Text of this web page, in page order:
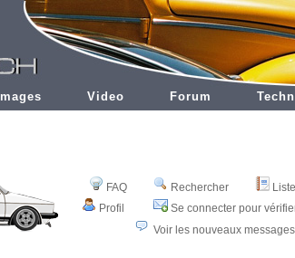
Images Video Forum
FAQ Rechercher
Profil
Se connecter pour
Voir les nouveaux